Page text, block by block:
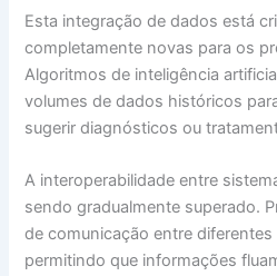
Esta integração de dados está
completamente novas para os
Algoritmos de inteligência
volumes de dados históricos
sugerir diagnósticos ou
A interoperabilidade entre
sendo gradualmente superado.
de comunicação entre
permitindo que informações